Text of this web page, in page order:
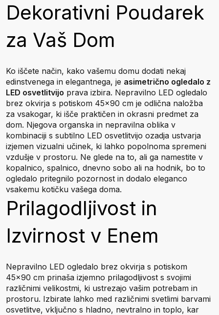
Dekorativni Poudarek
za Vaš Dom
Ko iščete način, kako vašemu domu dodati nekaj
edinstvenega in elegantnega, je asimetrično ogledalo z
LED osvetlitvijo prava izbira. Nepravilno LED ogledalo
brez okvirja s potiskom 45x90 cm je odlična naložba
za vsakogar, ki išče praktičen in okrasni predmet za
dom. Njegova organska in nepravilna oblika v
kombinaciji s subtilno LED osvetlitvijo ozadja ustvarja
izjemen vizualni učinek, ki lahko popolnoma spremeni
vzdušje v prostoru. Ne glede na to, ali ga namestite v
kopalnico, spalnico, dnevno sobo ali na hodnik, bo to
ogledalo pritegnilo pozornost in dodalo eleganco
vsakemu kotičku vašega doma.
Prilagodljivost in
Izvirnost v Enem
Nepravilno LED ogledalo brez okvirja s potiskom
45x90 cm prinaša izjemno prilagodljivost s svojimi
različnimi velikostmi, ki ustrezajo vašim potrebam in
prostoru. Izbirate lahko med različnimi svetlimi barvami
osvetlitve, vključno s hladno, nevtralno in toplo, kar